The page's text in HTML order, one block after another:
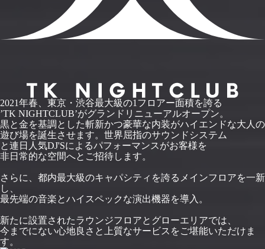
2021年春、東京・渋谷最大級の1フロアー面積を誇る
’TK NIGHTCLUB’がグランドリニューアルオープン。
黒と金を基調とした斬新かつ豪華な内装がハイエンドな大人の
遊び場を誕生させます。世界屈指のサウンドシステム
と連日人気DJ'Sによるパフォーマンスがお客様を
非日常的な空間へとご招待します。
さらに、都内最大級のキャパシティを誇るメインフロアを一新
し、
最先端の音楽とハイスペックな演出機器を導入。
新たに設置されたラウンジフロアとグローエリアでは、
今までにない心地良さと上質なサービスをご堪能いただけま
す。